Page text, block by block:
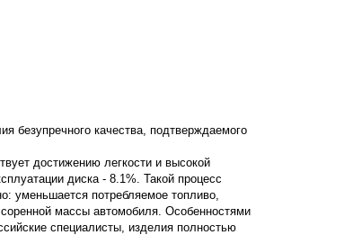
безупречного качества, подтверждаемого
достижению легкости и высокой
диска - 8.1%. Такой процесс
уменьшается потребляемое топливо,
массы автомобиля. Особенностями
специалисты, изделия полностью